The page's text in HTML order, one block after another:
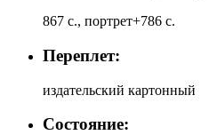
867 с., портрет+786 с.
Переплет:
издательский картонный
Состояние: